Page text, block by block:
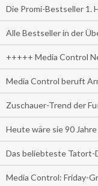
Die Promi-Bestseller 1.
Alle Bestseller in der
+++++ Media Control
Media Control beruft
Zuschauer-Trend der
Heute wäre sie 90
Das beliebteste Tatort-
Media Control: Friday-